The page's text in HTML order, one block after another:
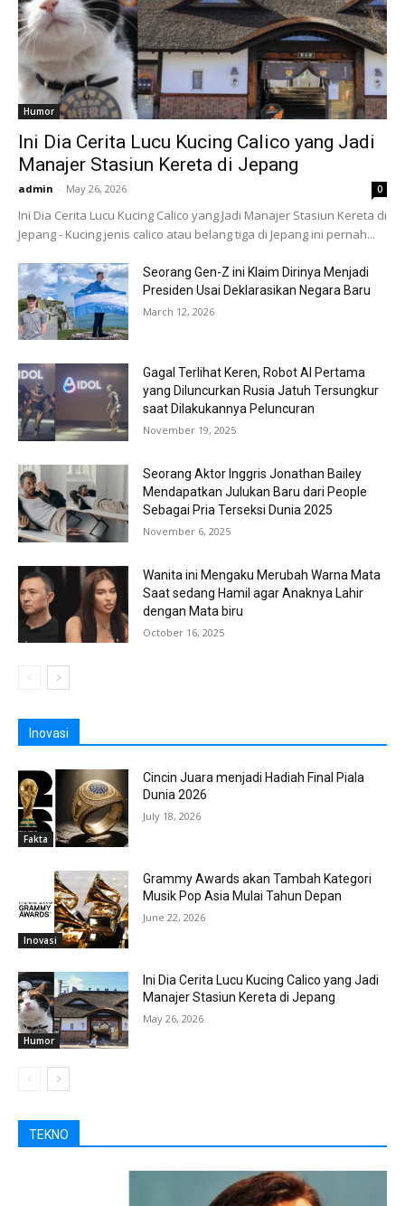
Humor
Ini Dia Cerita Lucu Kucing Calico yang Jadi
Manajer Stasiun Kereta di Jepang
admin - May 26, 2026 0
Ini Dia Cerita Lucu Kucing Calico yang Jadi Manajer Stasiun Kereta di
Jepang - Kucing jenis calico atau belang tiga di Jepang ini pernah...
Seorang Gen-Z ini Klaim Dirinya Menjadi
Presiden Usai Deklarasikan Negara Baru
March 12, 2026
Gagal Terlihat Keren, Robot AI Pertama
yang Diluncurkan Rusia Jatuh Tersungkur
saat Dilakukannya Peluncuran
November 19, 2025
Seorang Aktor Inggris Jonathan Bailey
Mendapatkan Julukan Baru dari People
Sebagai Pria Terseksi Dunia 2025
November 6, 2025
Wanita ini Mengaku Merubah Warna Mata
Saat sedang Hamil agar Anaknya Lahir
dengan Mata biru
October 16, 2025
Inovasi
Fakta
Cincin Juara menjadi Hadiah Final Piala
Dunia 2026
July 18, 2026
Inovasi
Grammy Awards akan Tambah Kategori
Musik Pop Asia Mulai Tahun Depan
June 22, 2026
Humor
Ini Dia Cerita Lucu Kucing Calico yang Jadi
Manajer Stasiun Kereta di Jepang
May 26, 2026
TEKNO